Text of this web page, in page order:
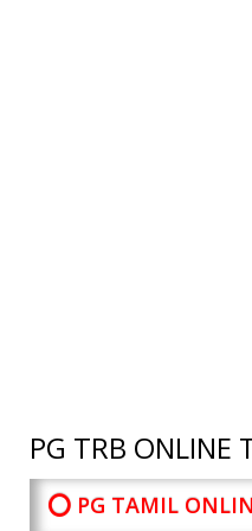
PG TRB ONLINE
⭕ PG TAMIL